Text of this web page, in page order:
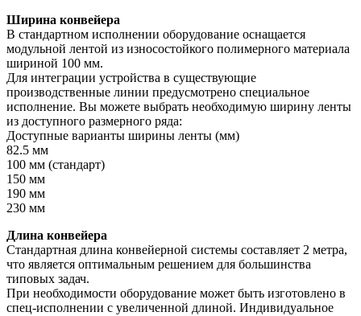
Ширина конвейера
В стандартном исполнении оборудование оснащается
модульной лентой из износостойкого полимерного материала
шириной 100 мм.
Для интеграции устройства в существующие
производственные линии предусмотрено специальное
исполнение. Вы можете выбрать необходимую ширину ленты
из доступного размерного ряда:
Доступные варианты ширины ленты (мм)
82.5 мм
100 мм (стандарт)
150 мм
190 мм
230 мм
Длина конвейера
Стандартная длина конвейерной системы составляет 2 метра,
что является оптимальным решением для большинства
типовых задач.
При необходимости оборудование может быть изготовлено в
спец-исполнении с увеличенной длиной. Индивидуальное